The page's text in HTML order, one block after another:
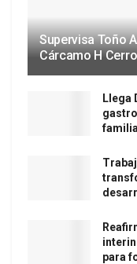
Supervisa Toño
Cárcamo H
Llega
para